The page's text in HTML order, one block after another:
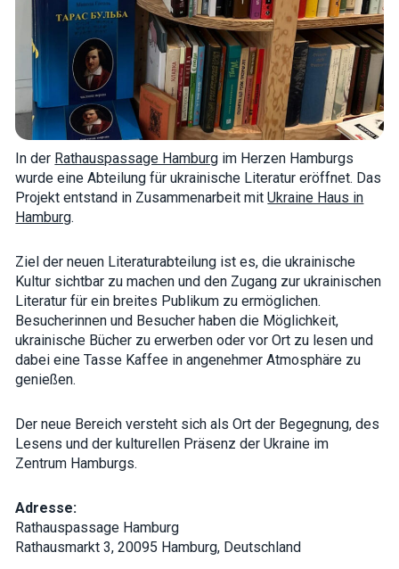
In der Rathauspassage Hamburg im Herzen Hamburgs
wurde eine Abteilung für ukrainische Literatur eröffnet. Das
Projekt entstand in Zusammenarbeit mitUkraine Haus in
Hamburg.
Ziel der neuen Literaturabteilung ist es, die ukrainische
Kultur sichtbar zu machen und den Zugang zur ukrainischen
Literatur für ein breites Publikum zu ermöglichen.
Besucherinnen und Besucher haben die Möglichkeit,
ukrainische Bücher zu erwerben oder vor Ort zu lesen und
dabei eine Tasse Kaffee in angenehmer Atmosphäre zu
genießen.
Der neue Bereich versteht sich als Ort der Begegnung, des
Lesens und der kulturellen Präsenz der Ukraine im
Zentrum Hamburgs.
Adresse:
Rathauspassage Hamburg
Rathausmarkt 3, 20095 Hamburg, Deutschland
how the
website is
used.
Experience
In order for
our website
to perform
as well as
possible
during your
visit. If you
functionality
will
disappear
from the
website.
Marketing
behavior as
you visit our
offers.